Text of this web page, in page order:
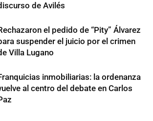
de Avilés
el pedido de “Pity” Álvarez
suspender el juicio por el crimen
Villa Lugano
inmobiliarias: la ordenanza
al centro del debate en Carlos